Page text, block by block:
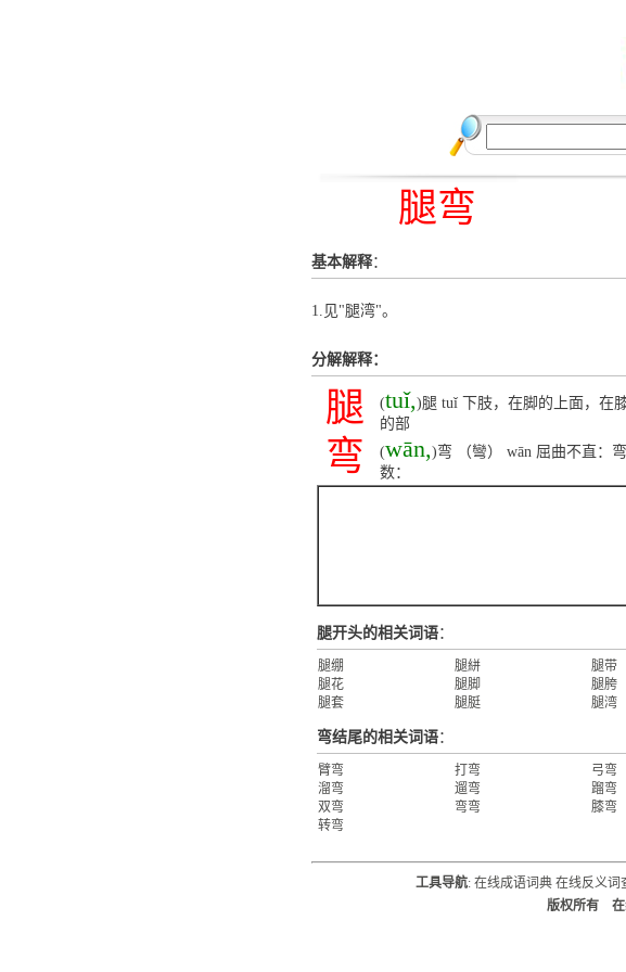
腿弯
基本解释：
1.见"腿湾"。
分解解释：
腿 (tuǐ,)腿 tuǐ 下肢，在脚的上面，在
的部
弯 (wān,)弯 （彎） wān 屈曲不直：
数：
腿开头的相关词语：
腿绷 腿絣 腿带
腿花
腿脚 腿胯
腿套
腿脡 腿湾
弯结尾的相关词语：
臂弯 打弯 弓弯
溜弯
遛弯 蹓弯
双弯
弯弯 膝弯
转弯
工具导航: 在线成语词典 在线反义词
版权所有 在